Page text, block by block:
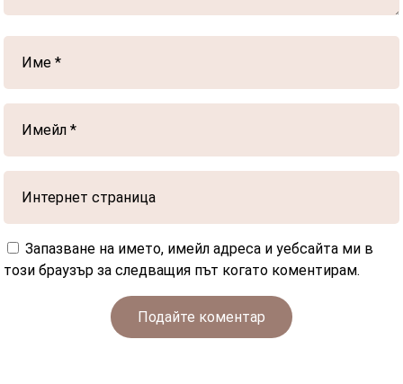
Запазване на името, имейл адреса и уебсайта ми в
този браузър за следващия път когато коментирам.
Подайте коментар